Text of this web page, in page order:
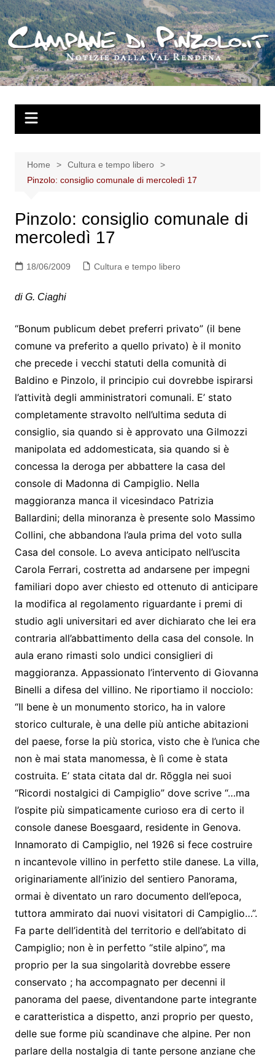
Salta
al
contenuto
Home
Cultura e tempo libero
Pinzolo: consiglio comunale di mercoledì 17
Pinzolo: consiglio comunale di
mercoledì 17
18/06/2009 Cultura e tempo libero
di G. Ciaghi
“Bonum publicum debet preferri privato” (il bene
comune va preferito a quello privato) è il monito
che precede i vecchi statuti della comunità di
Baldino e Pinzolo, il principio cui dovrebbe ispirarsi
l’attività degli amministratori comunali. E’ stato
completamente stravolto nell’ultima seduta di
consiglio, sia quando si è approvato una Gilmozzi
manipolata ed addomesticata, sia quando si è
concessa la deroga per abbattere la casa del
console di Madonna di Campiglio. Nella
maggioranza manca il vicesindaco Patrizia
Ballardini; della minoranza è presente solo Massimo
Collini, che abbandona l’aula prima del voto sulla
Casa del console. Lo aveva anticipato nell’uscita
Carola Ferrari, costretta ad andarsene per impegni
familiari dopo aver chiesto ed ottenuto di anticipare
la modifica al regolamento riguardante i premi di
studio agli universitari ed aver dichiarato che lei era
contraria all’abbattimento della casa del console. In
aula erano rimasti solo undici consiglieri di
maggioranza. Appassionato l’intervento di Giovanna
Binelli a difesa del villino. Ne riportiamo il nocciolo:
“Il bene è un monumento storico, ha in valore
storico culturale, è una delle più antiche abitazioni
del paese, forse la più storica, visto che è l’unica che
non è mai stata manomessa, è lì come è stata
costruita. E’ stata citata dal dr. Rõggla nei suoi
“Ricordi nostalgici di Campiglio” dove scrive “…ma
l’ospite più simpaticamente curioso era di certo il
console danese Boesgaard, residente in Genova.
Innamorato di Campiglio, nel 1926 si fece costruire
n incantevole villino in perfetto stile danese. La villa,
originariamente all’inizio del sentiero Panorama,
ormai è diventato un raro documento dell’epoca,
tuttora ammirato dai nuovi visitatori di Campiglio…”.
Fa parte dell’identità del territorio e dell’abitato di
Campiglio; non è in perfetto “stile alpino”, ma
proprio per la sua singolarità dovrebbe essere
conservato ; ha accompagnato per decenni il
panorama del paese, diventandone parte integrante
e caratteristica a dispetto, anzi proprio per questo,
delle sue forme più scandinave che alpine. Per non
parlare della nostalgia di tante persone anziane che